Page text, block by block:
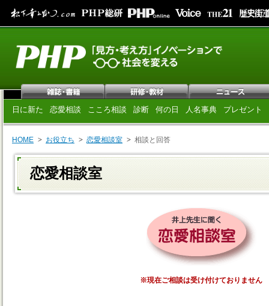
日に新た 恋愛相談 こころ相談 診断 何の日 人名事典 プレゼント
HOME お役立ち 恋愛相談室 相談と回答
恋愛相談室
※現在ご相談は受け付けておりません